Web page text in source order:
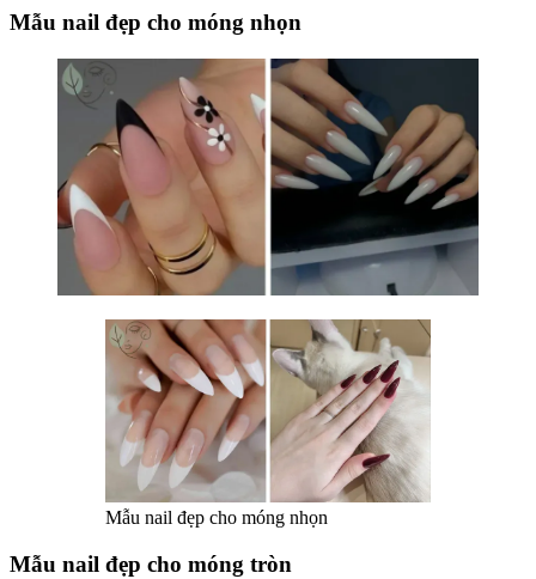
Mẫu nail đẹp cho móng nhọn
Mẫu nail đẹp cho móng nhọn
Mẫu nail đẹp cho móng tròn